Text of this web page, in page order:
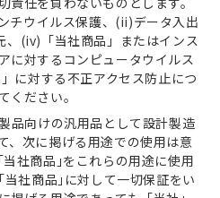
チウイルス保護、(ii)データ入出
(iv)「当社商品」またはインス
に対するコンピュータウイルス
に対する不正アクセス防止につ
ください。
品向けの汎用品として設計製造
、次に掲げる用途での使用は意
社商品｣をこれらの用途に使用
社商品｣に対して一切保証をい